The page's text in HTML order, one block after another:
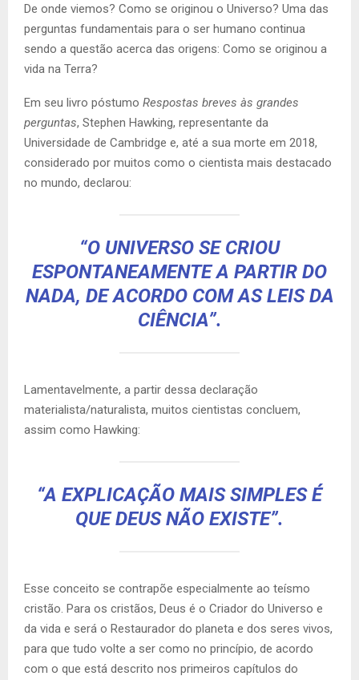
De onde viemos? Como se originou o Universo? Uma das
perguntas fundamentais para o ser humano continua
sendo a questão acerca das origens: Como se originou a
vida na Terra?
Em seu livro póstumo Respostas breves às grandes
perguntas, Stephen Hawking, representante da
Universidade de Cambridge e, até a sua morte em 2018,
considerado por muitos como o cientista mais destacado
no mundo, declarou:
“O UNIVERSO SE CRIOU
ESPONTANEAMENTE A PARTIR DO
NADA, DE ACORDO COM AS LEIS DA
CIÊNCIA”.
Lamentavelmente, a partir dessa declaração
materialista/naturalista, muitos cientistas concluem,
assim como Hawking:
“A EXPLICAÇÃO MAIS SIMPLES É
QUE DEUS NÃO EXISTE”.
Esse conceito se contrapõe especialmente ao teísmo
cristão. Para os cristãos, Deus é o Criador do Universo e
da vida e será o Restaurador do planeta e dos seres vivos,
para que tudo volte a ser como no princípio, de acordo
com o que está descrito nos primeiros capítulos do